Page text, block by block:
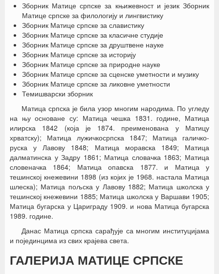
Зборник Матице српске за књижевност и језик Зборник
Матице српске за филологију и лингвистику
Зборник Матице српске за славистику
Зборник Матице српске за класичне студије
Зборник Матице српске за друштвене науке
Зборник Матице српске за историју
Зборник Матице српске за природне науке
Зборник Матице српске за сценске уметности и музику
Зборник Матице српске за ликовне уметности
Темишварски зборник
Матица српска је била узор многим народима. По угледу
на њу основане су: Матица чешка 1831. године, Матица
илирска 1842 (која је 1874. преименована у Матицу
хрватску); Матица лужичкосрпска 1847; Матица галичко-
руска у Лавову 1848; Матица моравска 1849; Матица
далматинска у Задру 1861; Матица словачка 1863; Матица
словеначка 1864; Матица опавска 1877. и Матица у
тешинској кнежевини 1898 (из којих је 1968. настала Матица
шлеска); Матица пољска у Лавову 1882; Матица школска у
тешинској кнежевини 1885; Матица школска у Варшави 1905;
Матица бугарска у Цариграду 1909. и нова Матица бугарска
1989. године.
Данас Матица српска сарађује са многим институцијама
и појединцима из свих крајева света.
ГАЛЕРИЈА МАТИЦЕ СРПСКЕ